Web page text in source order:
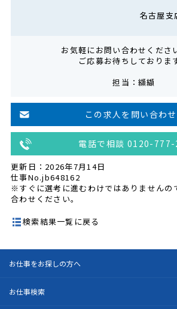
名古屋
お気軽にお問い合わせくださ
ご応募お待ちしておりま
担当：纐纈
この求人を問い合わ
電話で相談 0120-777-
更新日：2026年7月14日
仕事No.jb648162
※すぐに選考に進むわけではありませんの
合わせください。
検索結果一覧に戻る
お仕事をお探しの方へ
お仕事検索